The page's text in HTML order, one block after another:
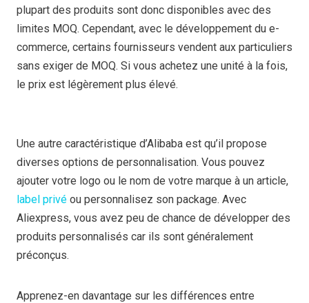
plupart des produits sont donc disponibles avec des
limites MOQ. Cependant, avec le développement du e-
commerce, certains fournisseurs vendent aux particuliers
sans exiger de MOQ. Si vous achetez une unité à la fois,
le prix est légèrement plus élevé.
Une autre caractéristique d’Alibaba est qu’il propose
diverses options de personnalisation. Vous pouvez
ajouter votre logo ou le nom de votre marque à un article,
label privé ou personnalisez son package. Avec
Aliexpress, vous avez peu de chance de développer des
produits personnalisés car ils sont généralement
préconçus.
Apprenez-en davantage sur les différences entre